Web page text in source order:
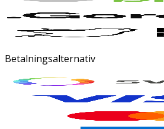
Betalningsalternativ